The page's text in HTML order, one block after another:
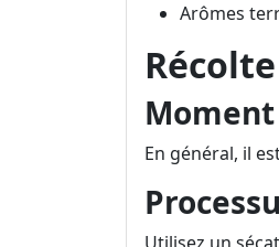
Arômes
En général, il